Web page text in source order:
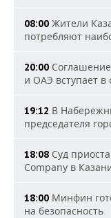
08:00 Жители
потребляют
20:00
и ОАЭ вступает в
19:12 В
председателя
18:08 Суд
Company в
18:00 Минфин
на безопасность